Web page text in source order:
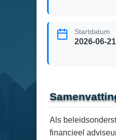
Startdatum
2026-06-21
Als
financieel